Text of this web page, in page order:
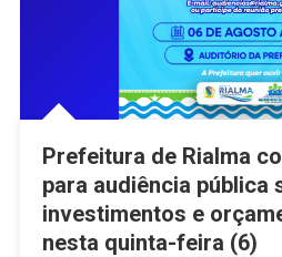
Prefeitura de Rialma
para audiência pública
investimentos e
nesta quinta-feira (6)